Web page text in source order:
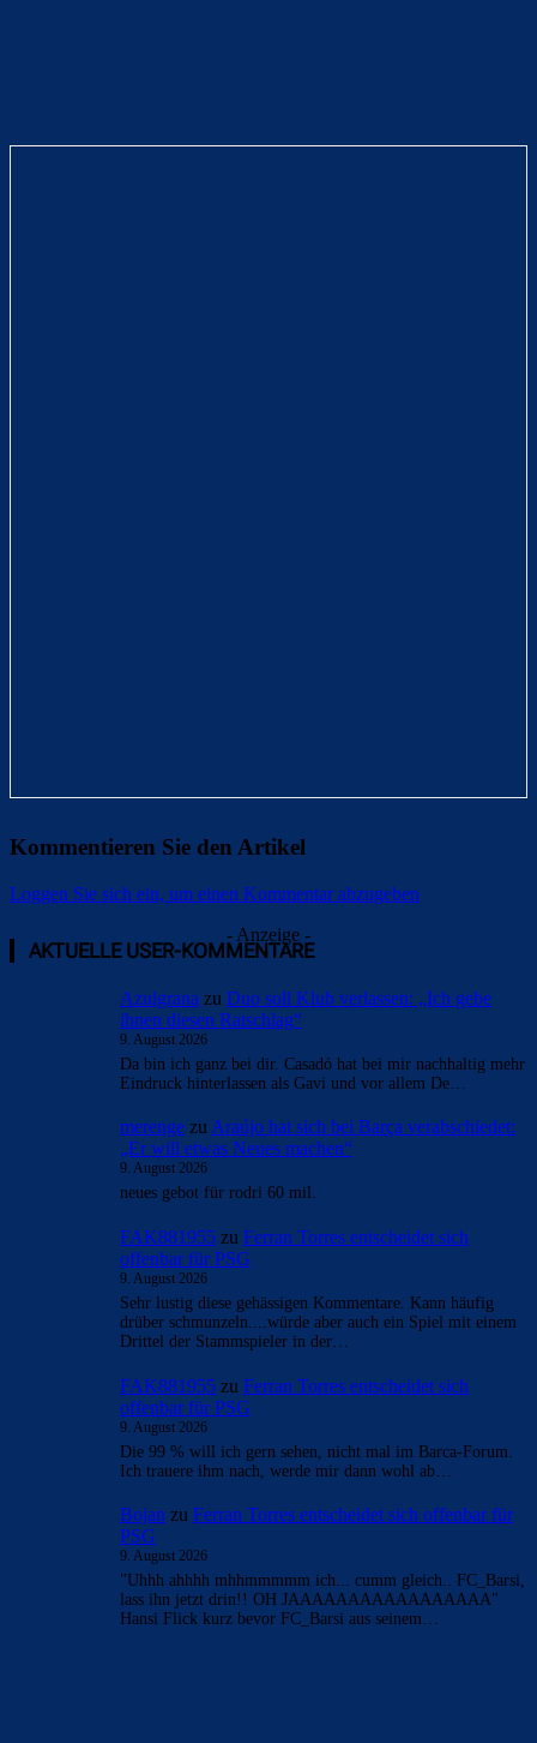
Kommentieren Sie den Artikel
Loggen Sie sich ein, um einen Kommentar abzugeben
- Anzeige -
AKTUELLE USER-KOMMENTARE
Azulgrana zu Duo soll Klub verlassen: „Ich gebe
ihnen diesen Ratschlag“
9. August 2026
Da bin ich ganz bei dir. Casadó hat bei mir nachhaltig mehr
Eindruck hinterlassen als Gavi und vor allem De…
merenge zu Araújo hat sich bei Barça verabschiedet:
„Er will etwas Neues machen“
9. August 2026
neues gebot für rodri 60 mil.
FAK881955 zu Ferran Torres entscheidet sich
offenbar für PSG
9. August 2026
Sehr lustig diese gehässigen Kommentare. Kann häufig
drüber schmunzeln....würde aber auch ein Spiel mit einem
Drittel der Stammspieler in der…
FAK881955 zu Ferran Torres entscheidet sich
offenbar für PSG
9. August 2026
Die 99 % will ich gern sehen, nicht mal im Barca-Forum.
Ich trauere ihm nach, werde mir dann wohl ab…
Bojan zu Ferran Torres entscheidet sich offenbar für
PSG
9. August 2026
"Uhhh ahhhh mhhmmmmm ich... cumm gleich.. FC_Barsi,
lass ihn jetzt drin!! OH JAAAAAAAAAAAAAAAAA"
Hansi Flick kurz bevor FC_Barsi aus seinem…